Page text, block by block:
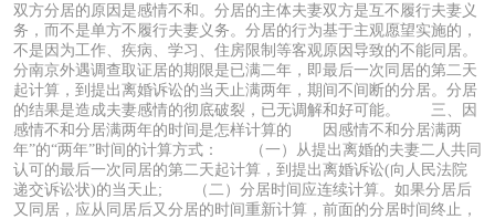
双方分居的原因是感情不和。分居的主体夫妻双方是互不履行夫妻义
务，而不是单方不履行夫妻义务。分居的行为基于主观愿望实施的，
不是因为工作、疾病、学习、住房限制等客观原因导致的不能同居。
分南京外遇调查取证居的期限是已满二年，即最后一次同居的第二天
起计算，到提出离婚诉讼的当天止满两年，期间不间断的分居。分居
的结果是造成夫妻感情的彻底破裂，已无调解和好可能。 三、因
感情不和分居满两年的时间是怎样计算的 因感情不和分居满两
年”的“两年”时间的计算方式： （一）从提出离婚的夫妻二人共同
认可的最后一次同居的第二天起计算，到提出离婚诉讼(向人民法院
递交诉讼状)的当天止; （二）分居时间应连续计算。如果分居后
又同居，应从同居后又分居的时间重新计算，前面的分居时间终止，